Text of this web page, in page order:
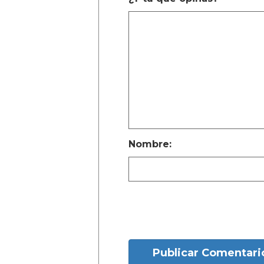
Nombre:
Publicar